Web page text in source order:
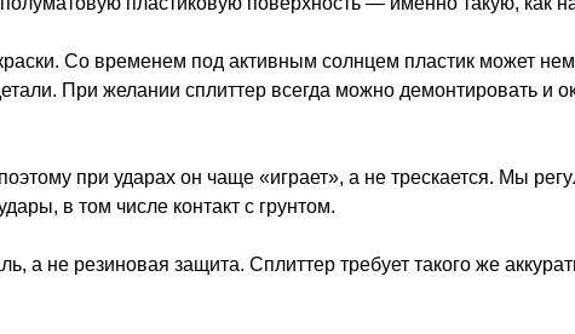
Со временем под активным солнцем пластик может
При желании сплиттер всегда можно демонтировать и
при ударах он чаще «играет», а не трескается. Мы
в том числе контакт с грунтом.
а не резиновая защита. Сплиттер требует такого же